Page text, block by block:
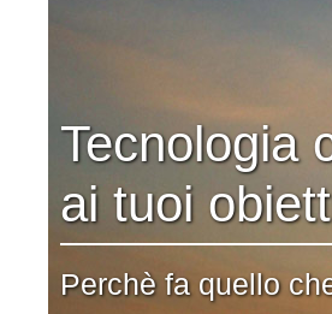
Tecnologia
ai tuoi
Perchè fa quello